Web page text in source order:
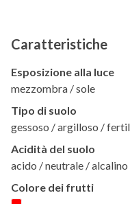
Caratteristiche
Esposizione alla luce
mezzombra / sole
Tipo di suolo
gessoso / argilloso /
Acidità del suolo
acido / neutrale / alcalino
Colore dei frutti